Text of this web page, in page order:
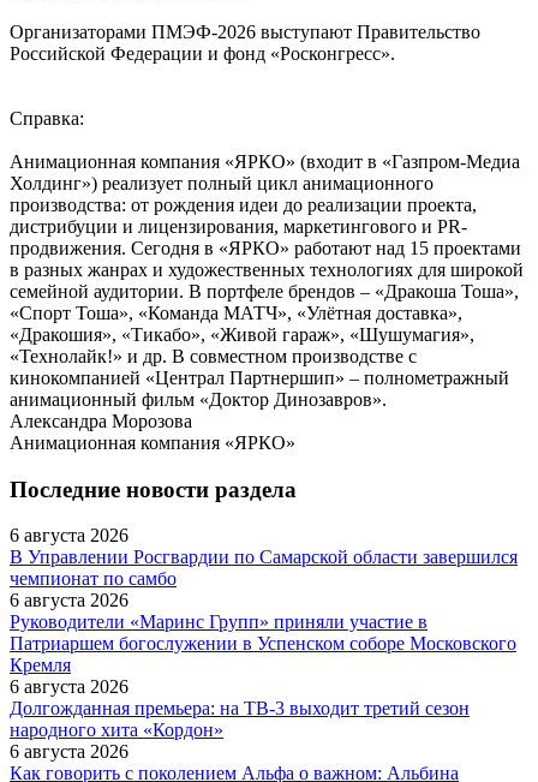
Организаторами ПМЭФ-2026 выступают Правительство
Российской Федерации и фонд «Росконгресс».
Справка:
Анимационная компания «ЯРКО» (входит в «Газпром-Медиа
Холдинг») реализует полный цикл анимационного
производства: от рождения идеи до реализации проекта,
дистрибуции и лицензирования, маркетингового и PR-
продвижения. Сегодня в «ЯРКО» работают над 15 проектами
в разных жанрах и художественных технологиях для широкой
семейной аудитории. В портфеле брендов – «Дракоша Тоша»,
«Спорт Тоша», «Команда МАТЧ», «Улётная доставка»,
«Дракошия», «Тикабо», «Живой гараж», «Шушумагия»,
«Технолайк!» и др. В совместном производстве с
кинокомпанией «Централ Партнершип» – полнометражный
анимационный фильм «Доктор Динозавров».
Александра Морозова
Анимационная компания «ЯРКО»
Последние новости раздела
6 августа 2026
В Управлении Росгвардии по Самарской области завершился
чемпионат по самбо
6 августа 2026
Руководители «Маринс Групп» приняли участие в
Патриаршем богослужении в Успенском соборе Московского
Кремля
6 августа 2026
Долгожданная премьера: на ТВ-3 выходит третий сезон
народного хита «Кордон»
6 августа 2026
Как говорить с поколением Альфа о важном: Альбина